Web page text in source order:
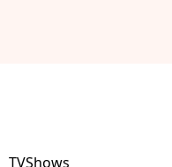
TVShows